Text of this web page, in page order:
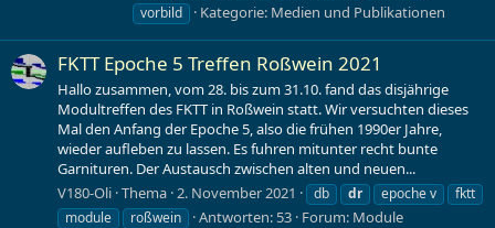
vorbild
Kategorie: Medien und Publikationen
FKTT Epoche 5 Treffen Roßwein 2021
Hallo zusammen, vom 28. bis zum 31.10. fand das disjährige
Modultreffen des FKTT in Roßwein statt. Wir versuchten dieses
Mal den Anfang der Epoche 5, also die frühen 1990er Jahre,
wieder aufleben zu lassen. Es fuhren mitunter recht bunte
Garnituren. Der Austausch zwischen alten und neuen...
V180-Oli Thema 2. November 2021 db dr epoche v
fktt
module
roßwein Antworten: 53 Forum: Module